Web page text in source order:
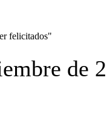
felicitados"
de